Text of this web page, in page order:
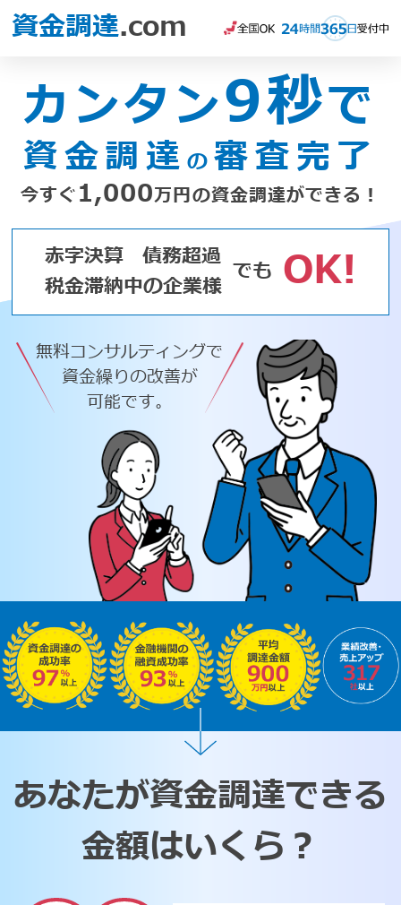
資金調達.com
カンタン9秒で
資金調達 の審査完了
今すぐ1,000万円の資金調達ができる！
赤字決算
債務超過
税金滞納中の企業様 でも OK!
無料コンサルティングで
資金繰りの改善が
可能です。
あなたが資金調達できる
金額はいくら？